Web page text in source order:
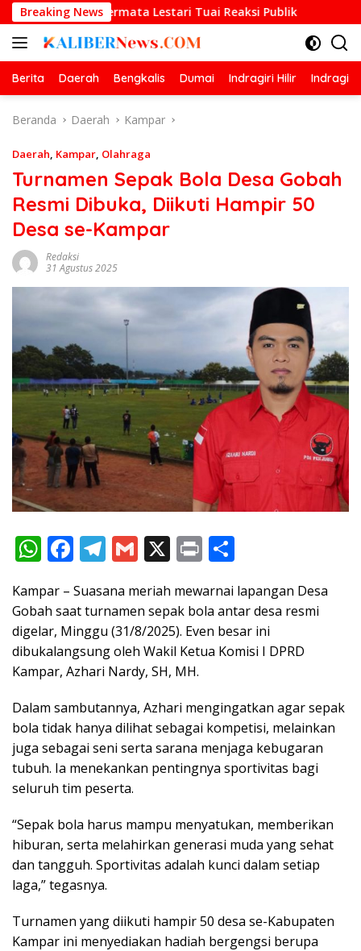
Langsung
ke
konten
Breaking News
Permata Lestari Tuai Reaksi Publik Prestasi
Berita Daerah Bengkalis Dumai Indragiri Hilir Indragiri
Beranda Daerah Kampar
Daerah, Kampar, Olahraga
Turnamen Sepak Bola Desa Gobah
Resmi Dibuka, Diikuti Hampir 50
Desa se-Kampar
Redaksi
31 Agustus 2025
W
at
s
A
p
p
F
e
b
o
o
k
T
e
gr
a
m
G
ai
l
X Pr
t ar
e
Kampar – Suasana meriah mewarnai lapangan Desa
Gobah saat turnamen sepak bola antar desa resmi
digelar, Minggu (31/8/2025). Even besar ini
dibukalangsung oleh Wakil Ketua Komisi I DPRD
Kampar, Azhari Nardy, SH, MH.
Dalam sambutannya, Azhari mengingatkan agar sepak
bola tidak hanya dilihat sebagai kompetisi, melainkan
juga sebagai seni serta sarana menjaga kebugaran
tubuh. Ia menekankan pentingnya sportivitas bagi
seluruh tim peserta.
“Sepak bola harus mampu menyatukan, memberikan
hiburan, serta melahirkan generasi muda yang sehat
dan tangguh. Sportivitas adalah kunci dalam setiap
laga,” tegasnya.
Turnamen yang diikuti hampir 50 desa se-Kabupaten
Kampar ini menyediakan hadiah bergengsi berupa